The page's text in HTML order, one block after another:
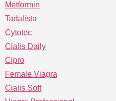
Metformin
Tadalista
Cytotec
Cialis Daily
Cipro
Female Viagra
Cialis Soft